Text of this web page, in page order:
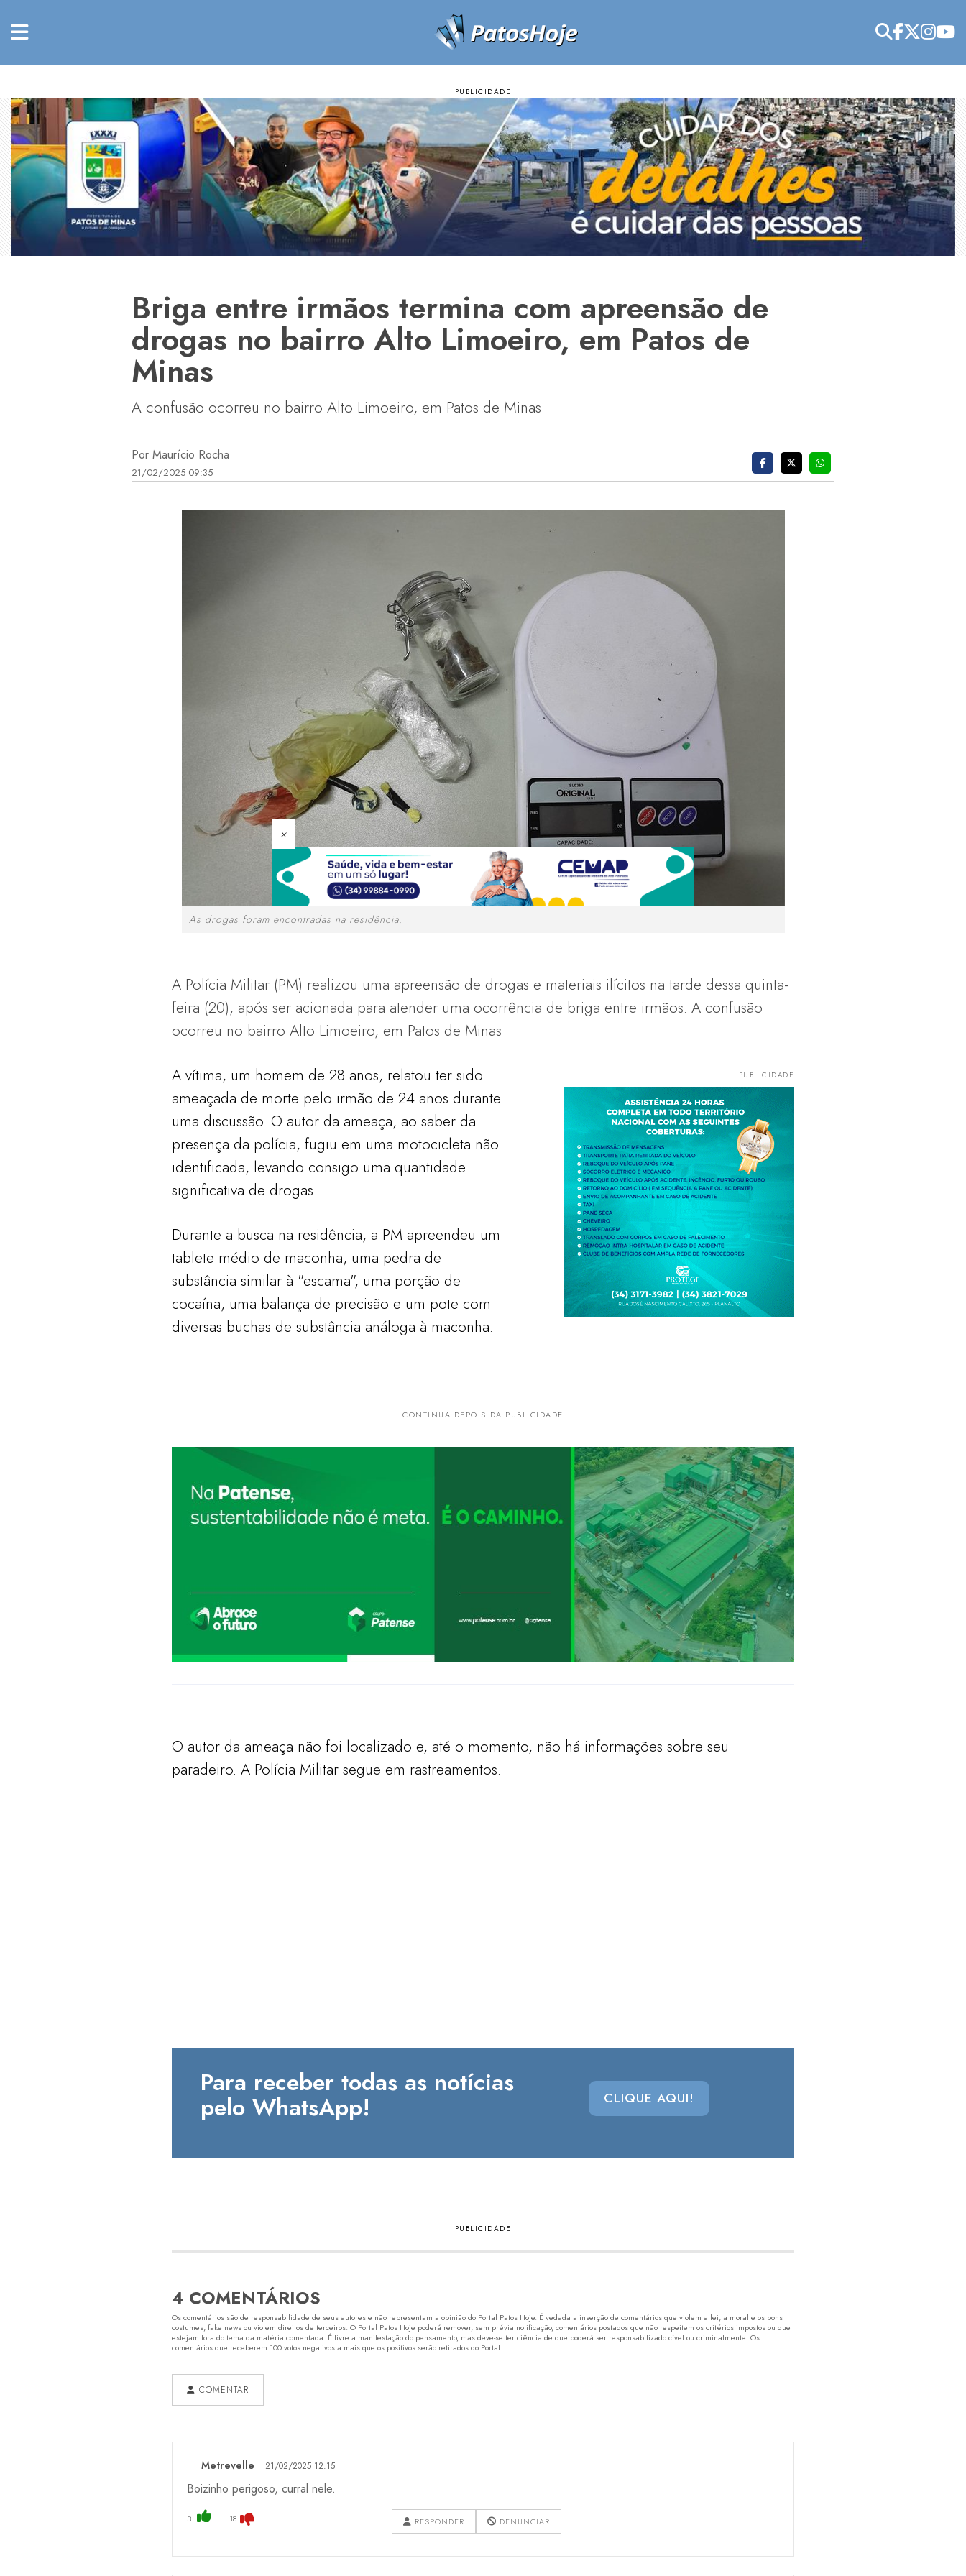
Briga entre irmãos termina com apreensão de
drogas no bairro Alto Limoeiro, em Patos de
Minas
A confusão ocorreu no bairro Alto Limoeiro, em Patos de Minas
Por Maurício Rocha
21/02/2025 09:35
×
As drogas foram encontradas na residência.
A Polícia Militar (PM) realizou uma apreensão de drogas e materiais ilícitos na tarde dessa quinta-
feira (20), após ser acionada para atender uma ocorrência de briga entre irmãos. A confusão
ocorreu no bairro Alto Limoeiro, em Patos de Minas
A vítima, um homem de 28 anos, relatou ter sido
ameaçada de morte pelo irmão de 24 anos durante
uma discussão. O autor da ameaça, ao saber da
presença da polícia, fugiu em uma motocicleta não
identificada, levando consigo uma quantidade
significativa de drogas.
Durante a busca na residência, a PM apreendeu um
tablete médio de maconha, uma pedra de
substância similar à "escama", uma porção de
cocaína, uma balança de precisão e um pote com
diversas buchas de substância análoga à maconha.
O autor da ameaça não foi localizado e, até o momento, não há informações sobre seu
paradeiro. A Polícia Militar segue em rastreamentos.
Para receber todas as notícias
pelo WhatsApp! CLIQUE AQUI!
4 COMENTÁRIOS
Os comentários são de responsabilidade de seus autores e não representam a opinião do Portal Patos Hoje. É vedada a inserção de comentários que violem a lei, a moral e os bons
costumes, fake news ou violem direitos de terceiros. O Portal Patos Hoje poderá remover, sem prévia notificação, comentários postados que não respeitem os critérios impostos ou que
estejam fora do tema da matéria comentada. É livre a manifestação do pensamento, mas deve-se ter ciência de que poderá ser responsabilizado cível ou criminalmente! Os
comentários que receberem 100 votos negativos a mais que os positivos serão retirados do Portal.
COMENTAR
Metrevelle 21/02/2025 12:15
Boizinho perigoso, curral nele.
3 18 RESPONDER DENUNCIAR